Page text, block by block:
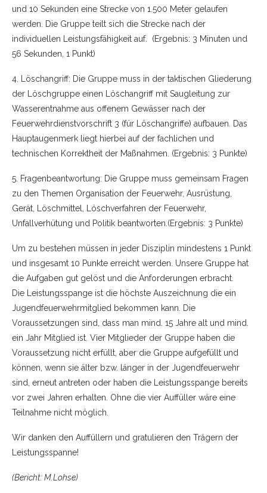
und 10 Sekunden eine Strecke von 1.500 Meter gelaufen
werden. Die Gruppe teilt sich die Strecke nach der
individuellen Leistungsfähigkeit auf. (Ergebnis: 3 Minuten und
56 Sekunden, 1 Punkt)
4. Löschangriff: Die Gruppe muss in der taktischen Gliederung
der Löschgruppe einen Löschangriff mit Saugleitung zur
Wasserentnahme aus offenem Gewässer nach der
Feuerwehrdienstvorschrift 3 (für Löschangriffe) aufbauen. Das
Hauptaugenmerk liegt hierbei auf der fachlichen und
technischen Korrektheit der Maßnahmen. (Ergebnis: 3 Punkte)
5. Fragenbeantwortung: Die Gruppe muss gemeinsam Fragen
zu den Themen Organisation der Feuerwehr, Ausrüstung,
Gerät, Löschmittel, Löschverfahren der Feuerwehr,
Unfallverhütung und Politik beantworten.(Ergebnis: 3 Punkte)
Um zu bestehen müssen in jeder Disziplin mindestens 1 Punkt
und insgesamt 10 Punkte erreicht werden. Unsere Gruppe hat
die Aufgaben gut gelöst und die Anforderungen erbracht.
Die Leistungsspange ist die höchste Auszeichnung die ein
Jugendfeuerwehrmitglied bekommen kann. Die
Voraussetzungen sind, dass man mind. 15 Jahre alt und mind.
ein Jahr Mitglied ist. Vier Mitglieder der Gruppe haben die
Voraussetzung nicht erfüllt, aber die Gruppe aufgefüllt und
können, wenn sie älter bzw. länger in der Jugendfeuerwehr
sind, erneut antreten oder haben die Leistungsspange bereits
vor zwei Jahren erhalten. Ohne die vier Auffüller wäre eine
Teilnahme nicht möglich.
Wir danken den Auffüllern und gratulieren den Trägern der
Leistungsspanne!
(Bericht: M.Lohse)